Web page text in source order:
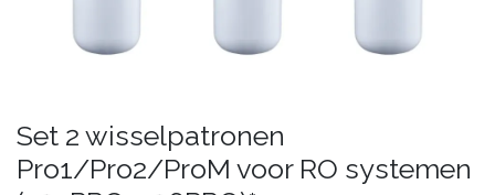
Set 2 wisselpatronen
Pro1/Pro2/ProM voor RO systemen